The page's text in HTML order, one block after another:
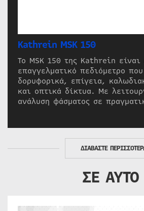
Kathrein MSK 150
Το MSK 150 της Kathrein είναι
επαγγελματικό πεδιόμετρο
δορυφορικά, επίγεια,
και οπτικά δίκτυα. Με
ανάλυση φάσματος σε
ΔΙΑΒΑΣΤΕ
ΣΕ